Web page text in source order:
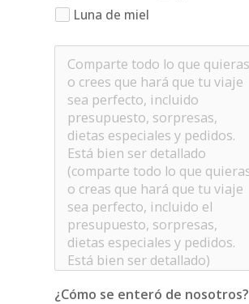
Luna de miel
¿Cómo se enteró de nosotros?